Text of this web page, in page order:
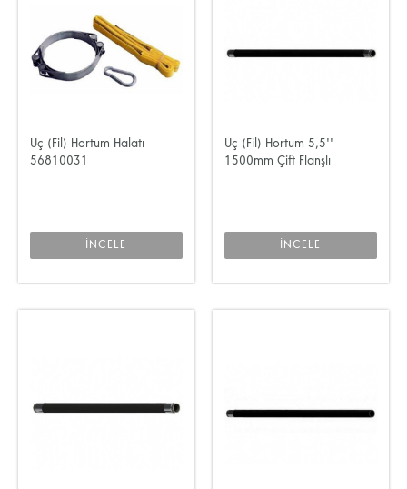
Uç (Fil) Hortum Halatı
56810031
İNCELE
Uç (Fil) Hortum 5,5''
1500mm Çift Flanşlı
İNCELE